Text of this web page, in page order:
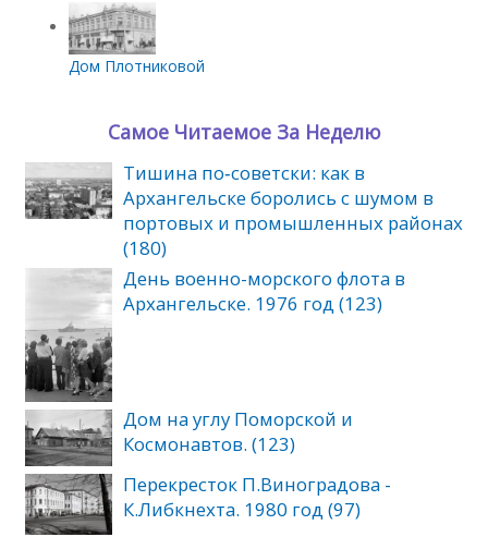
Дом Плотниковой
Самое Читаемое За Неделю
Тишина по‑советски: как в
Архангельске боролись с шумом в
портовых и промышленных районах
(180)
День военно-морского флота в
Архангельске. 1976 год (123)
Дом на углу Поморской и
Космонавтов. (123)
Перекресток П.Виноградова -
К.Либкнехта. 1980 год (97)